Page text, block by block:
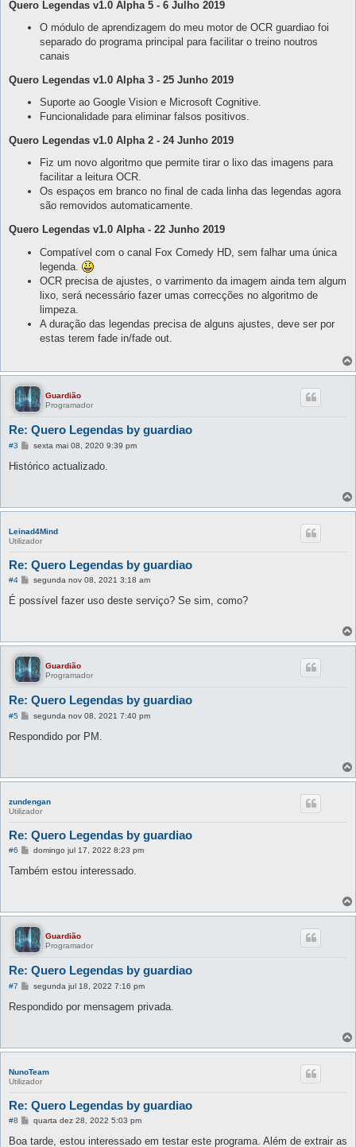
Quero Legendas v1.0 Alpha 5 - 6 Julho 2019
O módulo de aprendizagem do meu motor de OCR guardiao foi
separado do programa principal para facilitar o treino noutros
canais
Quero Legendas v1.0 Alpha 3 - 25 Junho 2019
Suporte ao Google Vision e Microsoft Cognitive.
Funcionalidade para eliminar falsos positivos.
Quero Legendas v1.0 Alpha 2 - 24 Junho 2019
Fiz um novo algoritmo que permite tirar o lixo das imagens para
facilitar a leitura OCR.
Os espaços em branco no final de cada linha das legendas agora
são removidos automaticamente.
Quero Legendas v1.0 Alpha - 22 Junho 2019
Compatível com o canal Fox Comedy HD, sem falhar uma única
legenda.
OCR precisa de ajustes, o varrimento da imagem ainda tem algum
lixo, será necessário fazer umas correcções no algoritmo de
limpeza.
A duração das legendas precisa de alguns ajustes, deve ser por
estas terem fade in/fade out.
Guardião
Programador
Re: Quero Legendas by guardiao
#3
M
n
m
sexta mai 08, 2020 9:39 pm
Histórico actualizado.
Leinad4Mind
Utilizador
Re: Quero Legendas by guardiao
#4
M
n
m
segunda nov 08, 2021 3:18 am
É possível fazer uso deste serviço? Se sim, como?
Guardião
Programador
Re: Quero Legendas by guardiao
#5
M
n
m
segunda nov 08, 2021 7:40 pm
Respondido por PM.
zundengan
Utilizador
Re: Quero Legendas by guardiao
#6
M
n
m
domingo jul 17, 2022 8:23 pm
Também estou interessado.
Guardião
Programador
Re: Quero Legendas by guardiao
#7
M
n
m
segunda jul 18, 2022 7:16 pm
Respondido por mensagem privada.
NunoTeam
Utilizador
Re: Quero Legendas by guardiao
#8
M
n
quarta dez 28, 2022 5:03 pm
Boa tarde, estou interessado em testar este programa. Além de extrair as